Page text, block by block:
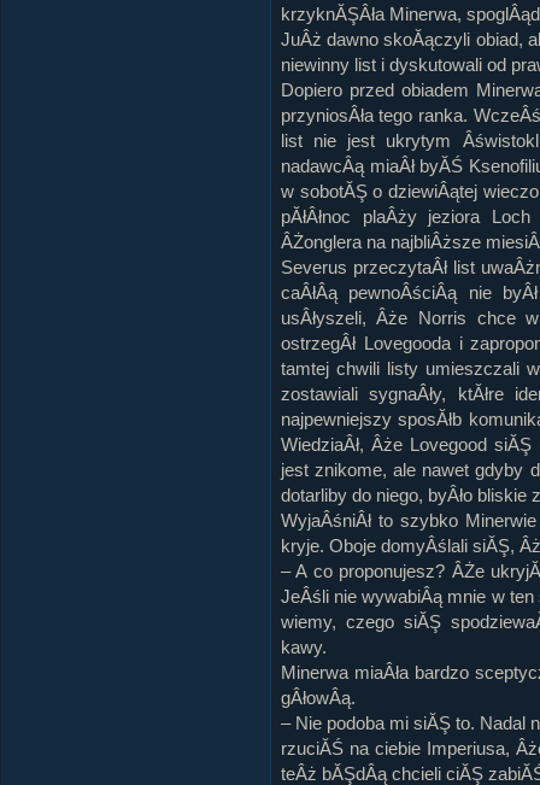
krzyknĂŞÂła Minerwa,
JuÂż dawno skoĂączyli obiad,
niewinny list i dyskutowali od
Dopiero przed obiadem
przyniosÂła tego ranka.
list nie jest ukrytym
nadawcÂą miaÂł byĂŚ
w sobotĂŞ o dziewiÂątej
pĂłÂłnoc plaÂży jeziora
ÂŻonglera na najbliÂższe
Severus przeczytaÂł list
caÂłÂą pewnoÂściÂą nie
usÂłyszeli, Âże Norris chce
ostrzegÂł Lovegooda i
tamtej chwili listy umieszczali
zostawiali sygnaÂły, ktĂłre
najpewniejszy sposĂłb
WiedziaÂł, Âże Lovegood
jest znikome, ale nawet gdyby
dotarliby do niego, byÂło bliskie
WyjaÂśniÂł to szybko
kryje. Oboje domyÂślali siĂŞ,
– A co proponujesz? ÂŻe
JeÂśli nie wywabiÂą mnie w ten
wiemy, czego siĂŞ
kawy.
Minerwa miaÂła bardzo
gÂłowÂą.
– Nie podoba mi siĂŞ to. Nadal
rzuciĂŚ na ciebie Imperiusa,
teÂż bĂŞdÂą chcieli ciĂŞ